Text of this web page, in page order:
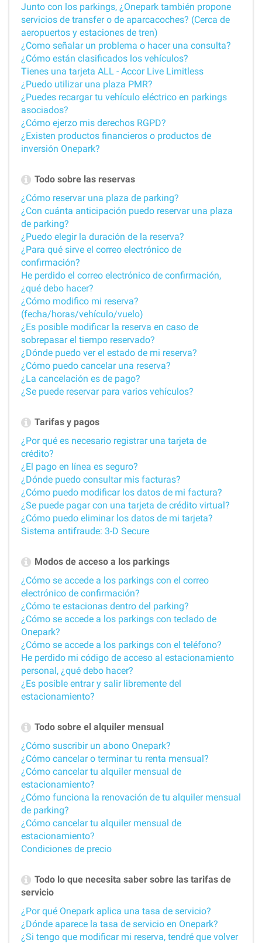
Junto con los parkings, ¿Onepark también propone
servicios de transfer o de aparcacoches? (Cerca de
aeropuertos y estaciones de tren)
¿Como señalar un problema o hacer una consulta?
¿Cómo están clasificados los vehículos?
Tienes una tarjeta ALL - Accor Live Limitless
¿Puedo utilizar una plaza PMR?
¿Puedes recargar tu vehículo eléctrico en parkings
asociados?
¿Cómo ejerzo mis derechos RGPD?
¿Existen productos financieros o productos de
inversión Onepark?
Todo sobre las reservas
¿Cómo reservar una plaza de parking?
¿Con cuánta anticipación puedo reservar una plaza
de parking?
¿Puedo elegir la duración de la reserva?
¿Para qué sirve el correo electrónico de
confirmación?
He perdido el correo electrónico de confirmación,
¿qué debo hacer?
¿Cómo modifico mi reserva?
(fecha/horas/vehículo/vuelo)
¿Es posible modificar la reserva en caso de
sobrepasar el tiempo reservado?
¿Dónde puedo ver el estado de mi reserva?
¿Cómo puedo cancelar una reserva?
¿La cancelación es de pago?
¿Se puede reservar para varios vehículos?
Tarifas y pagos
¿Por qué es necesario registrar una tarjeta de
crédito?
¿El pago en línea es seguro?
¿Dónde puedo consultar mis facturas?
¿Cómo puedo modificar los datos de mi factura?
¿Se puede pagar con una tarjeta de crédito virtual?
¿Cómo puedo eliminar los datos de mi tarjeta?
Sistema antifraude: 3-D Secure
Modos de acceso a los parkings
¿Cómo se accede a los parkings con el correo
electrónico de confirmación?
¿Cómo te estacionas dentro del parking?
¿Cómo se accede a los parkings con teclado de
Onepark?
¿Cómo se accede a los parkings con el teléfono?
He perdido mi código de acceso al estacionamiento
personal, ¿qué debo hacer?
¿Es posible entrar y salir libremente del
estacionamiento?
Todo sobre el alquiler mensual
¿Cómo suscribir un abono Onepark?
¿Cómo cancelar o terminar tu renta mensual?
¿Cómo cancelar tu alquiler mensual de
estacionamiento?
¿Cómo funciona la renovación de tu alquiler mensual
de parking?
¿Cómo cancelar tu alquiler mensual de
estacionamiento?
Condiciones de precio
Todo lo que necesita saber sobre las tarifas de
servicio
¿Por qué Onepark aplica una tasa de servicio?
¿Dónde aparece la tasa de servicio en Onepark?
¿Si tengo que modificar mi reserva, tendré que volver